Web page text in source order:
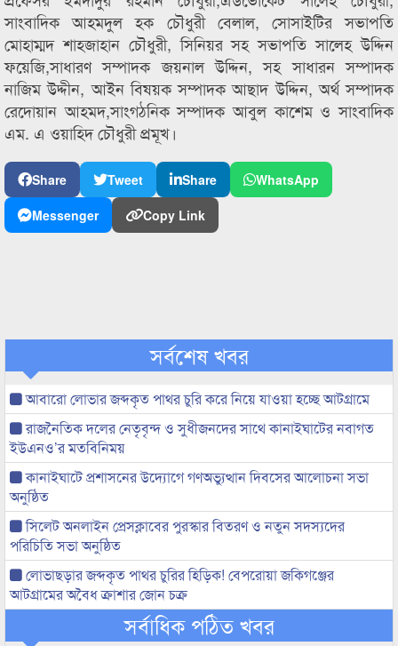
সাংবাদিক আহমদুল হক চৌধুরী বেলাল, সোসাইটির সভাপতি
মোহাম্মদ শাহজাহান চৌধুরী, সিনিয়র সহ সভাপতি সালেহ উদ্দিন
ফয়েজি,সাধারণ সম্পাদক জয়নাল উদ্দিন, সহ সাধারন সম্পাদক
নাজিম উদ্দীন, আইন বিষয়ক সম্পাদক আছাদ উদ্দিন, অর্থ সম্পাদক
রেদোয়ান আহমদ,সাংগঠনিক সম্পাদক আবুল কাশেম ও সাংবাদিক
এম. এ ওয়াহিদ চৌধুরী প্রমূখ।
Share Tweet Share
WhatsApp
Messenger
Copy Link
সর্বশেষ খবর
আবারো লোভার জব্দকৃত পাথর চুরি করে নিয়ে যাওয়া হচ্ছে আটগ্রামে
রাজনৈতিক দলের নেতৃবৃন্দ ও সুধীজনদের সাথে কানাইঘাটের নবাগত
ইউএনও’র মতবিনিময়
কানাইঘাটে প্রশাসনের উদ্যোগে গণঅভ্যুত্থান দিবসের আলোচনা সভা
অনুষ্ঠিত
সিলেট অনলাইন প্রেসক্লাবের পুরস্কার বিতরণ ও নতুন সদস্যদের
পরিচিতি সভা অনুষ্ঠিত
লোভাছড়ার জব্দকৃত পাথর চুরির হিড়িক! বেপরোয়া জকিগঞ্জের
আটগ্রামের অবৈধ ক্রাশার জোন চক্র
সর্বাধিক পঠিত খবর